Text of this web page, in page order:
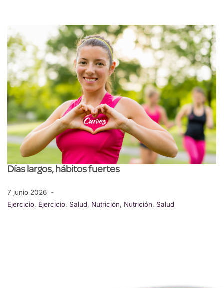
Días largos, hábitos fuertes
7 junio 2026
Ejercicio, Ejercicio, Salud, Nutrición, Nutrición, Salud